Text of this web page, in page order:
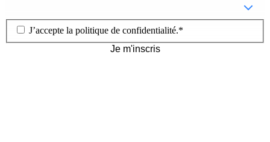
J’accepte la politique de confidentialité.*
Je m'inscris